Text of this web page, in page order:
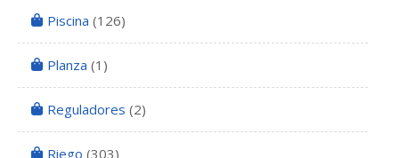
Piscina (126)
Planza (1)
Reguladores (2)
Riego (303)